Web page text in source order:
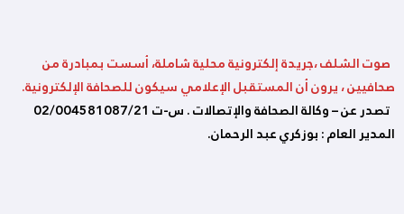
صوت الشلف ،جريدة إلكترونية محلية شاملة، أسست بمبادرة من
صحافيين ، يرون أن المستقبل الإعلامي سيكون للصحافة الإلكترونية.
تصدر عن – وكالة الصحافة والإتصالات . س-ت 02/004581087/21
المدير العام : بوزكري عبد الرحمان.